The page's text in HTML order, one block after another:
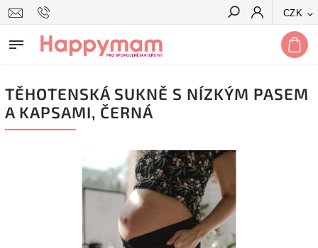
CZK
Hledat
TĚHOTENSKÁ SUKNĚ S NÍZKÝM PASEM
A KAPSAMI, ČERNÁ